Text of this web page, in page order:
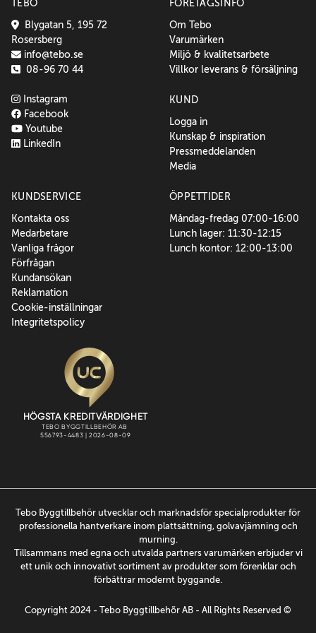
TEBO
Blygatan 5, 195 72
Rosersberg
info@tebo.se
08-96 70 44
Instagram
Facebook
Youtube
LinkedIn
FÖRETAGSINFO
Om Tebo
Varumärken
Miljö & kvalitetsarbete
Villkor leverans & försäljning
KUND
Logga in
Kunskap & inspiration
Pressmeddelanden
Media
KUNDSERVICE
Kontakta oss
Medarbetare
Vanliga frågor
Förfrågan
Kundansökan
Reklamation
Cookie-inställningar
Integritetspolicy
ÖPPETTIDER
Måndag-fredag 07:00-16:00
Lunch lager: 11:30-12:15
Lunch kontor: 12:00-13:00
Tebo Byggtillbehör utvecklar och marknadsför specialprodukter för
professionella hantverkare inom plattsättning, golvavjämning och
murning.
Tillsammans med egna och utvalda partners varumärken erbjuder vi
ett unik och innovativt sortiment av produkter som förenklar och
förbättrar modernt byggande.
Copyright 2024 - Tebo Byggtillbehõr AB - All Rights Reserved ©